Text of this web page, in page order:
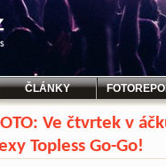
ČLÁNKY
Ve čtvrtek v
Topless Go-Go!